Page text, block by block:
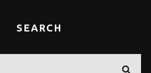
SEARCH